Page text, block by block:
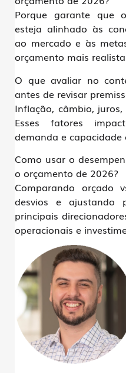
Porque garante que
esteja alinhado às
ao mercado e às
orçamento mais
O que avaliar no
antes de revisar
Inflação, câmbio,
Esses fatores
demanda e capacidade
Como usar o
o orçamento de 2026?
Comparando orçado
desvios e ajustando
principais
operacionais e